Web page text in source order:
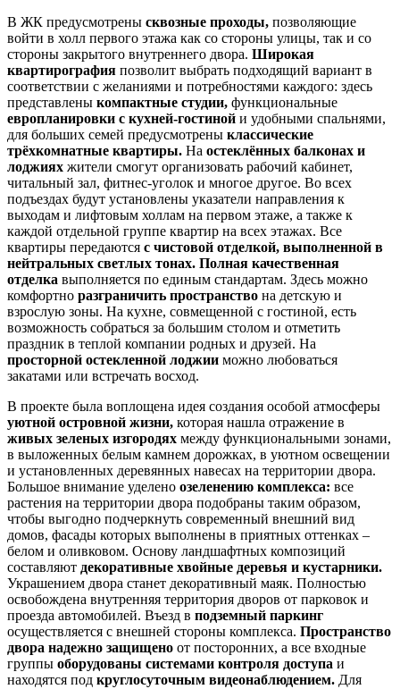
В ЖК предусмотрены сквозные проходы, позволяющие
войти в холл первого этажа как со стороны улицы, так и со
стороны закрытого внутреннего двора. Широкая
квартирография позволит выбрать подходящий вариант в
соответствии с желаниями и потребностями каждого: здесь
представлены компактные студии, функциональные
европланировки с кухней-гостиной и удобными спальнями,
для больших семей предусмотрены классические
трёхкомнатные квартиры. На остеклённых балконах и
лоджиях жители смогут организовать рабочий кабинет,
читальный зал, фитнес-уголок и многое другое. Во всех
подъездах будут установлены указатели направления к
выходам и лифтовым холлам на первом этаже, а также к
каждой отдельной группе квартир на всех этажах. Все
квартиры передаются c чистовой отделкой, выполненной в
нейтральных светлых тонах. Полная качественная
отделка выполняется по единым стандартам. Здесь можно
комфортно разграничить пространство на детскую и
взрослую зоны. На кухне, совмещенной с гостиной, есть
возможность собраться за большим столом и отметить
праздник в теплой компании родных и друзей. На
просторной остекленной лоджии можно любоваться
закатами или встречать восход.
В проекте была воплощена идея создания особой атмосферы
уютной островной жизни, которая нашла отражение в
живых зеленых изгородях между функциональными зонами,
в выложенных белым камнем дорожках, в уютном освещении
и установленных деревянных навесах на территории двора.
Большое внимание уделено озеленению комплекса: все
растения на территории двора подобраны таким образом,
чтобы выгодно подчеркнуть современный внешний вид
домов, фасады которых выполнены в приятных оттенках –
белом и оливковом. Основу ландшафтных композиций
составляют декоративные хвойные деревья и кустарники.
Украшением двора станет декоративный маяк. Полностью
освобождена внутренняя территория дворов от парковок и
проезда автомобилей. Въезд в подземный паркинг
осуществляется с внешней стороны комплекса. Пространство
двора надежно защищено от посторонних, а все входные
группы оборудованы системами контроля доступа и
находятся под круглосуточным видеонаблюдением. Для